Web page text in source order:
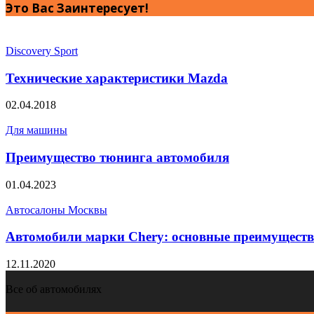
Это Вас Заинтересует!
Discovery Sport
Технические характеристики Mazda
02.04.2018
Для машины
Преимущество тюнинга автомобиля
01.04.2023
Автосалоны Москвы
Автомобили марки Chery: основные
12.11.2020
Все об автомобилях